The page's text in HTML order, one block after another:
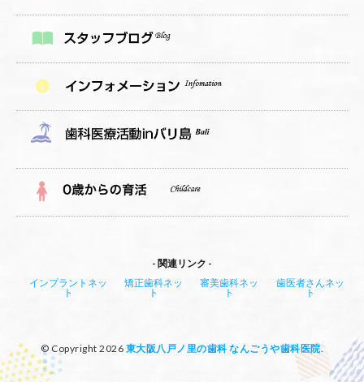
関連リンク
インプラントネッ
ト
矯正歯科ネッ
ト
審美歯科ネッ
ト
歯医者さんネッ
ト
© Copyright 2026 東大阪八戸ノ里の歯科 なんごうや歯科医院.